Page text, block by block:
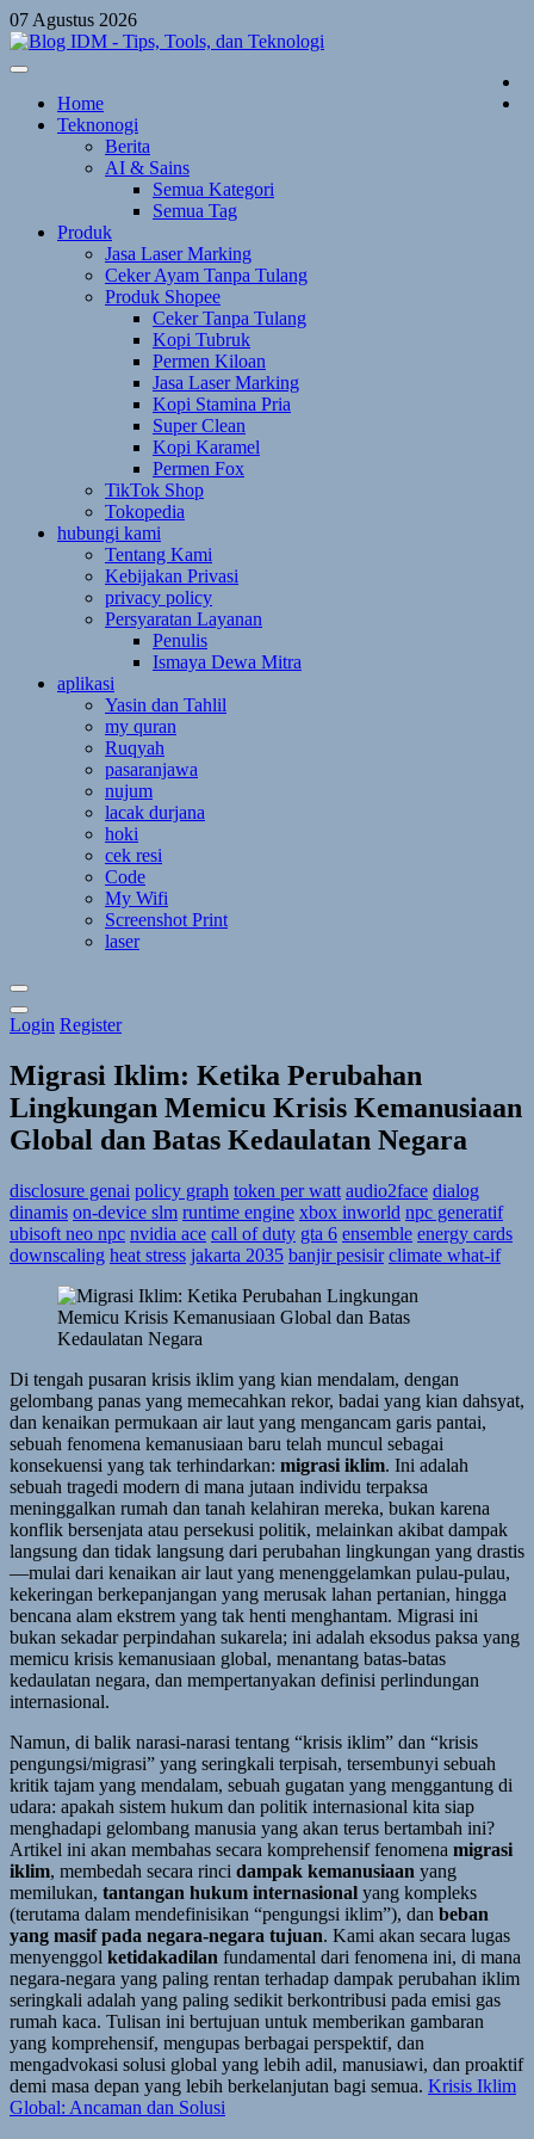
Skip
to
content
07 Agustus 2026
Home
Teknonogi
Berita
AI & Sains
Semua Kategori
Semua Tag
Produk
Jasa Laser Marking
Ceker Ayam Tanpa Tulang
Produk Shopee
Ceker Tanpa Tulang
Kopi Tubruk
Permen Kiloan
Jasa Laser Marking
Kopi Stamina Pria
Super Clean
Kopi Karamel
Permen Fox
TikTok Shop
Tokopedia
hubungi kami
Tentang Kami
Kebijakan Privasi
privacy policy
Persyaratan Layanan
Penulis
Ismaya Dewa Mitra
aplikasi
Yasin dan Tahlil
my quran
Ruqyah
pasaranjawa
nujum
lacak durjana
hoki
cek resi
Code
My Wifi
Screenshot Print
laser
Toggle
Theme
Login Register
Migrasi Iklim: Ketika Perubahan
Lingkungan Memicu Krisis Kemanusiaan
Global dan Batas Kedaulatan Negara
disclosure genai policy graph token per watt audio2face dialog
dinamis on-device slm runtime engine xbox inworld npc generatif
ubisoft neo npc nvidia ace call of duty gta 6 ensemble energy cards
downscaling heat stress jakarta 2035 banjir pesisir climate what-if
Di tengah pusaran krisis iklim yang kian mendalam, dengan
gelombang panas yang memecahkan rekor, badai yang kian dahsyat,
dan kenaikan permukaan air laut yang mengancam garis pantai,
sebuah fenomena kemanusiaan baru telah muncul sebagai
konsekuensi yang tak terhindarkan: migrasi iklim. Ini adalah
sebuah tragedi modern di mana jutaan individu terpaksa
meninggalkan rumah dan tanah kelahiran mereka, bukan karena
konflik bersenjata atau persekusi politik, melainkan akibat dampak
langsung dan tidak langsung dari perubahan lingkungan yang drastis
—mulai dari kenaikan air laut yang menenggelamkan pulau-pulau,
kekeringan berkepanjangan yang merusak lahan pertanian, hingga
bencana alam ekstrem yang tak henti menghantam. Migrasi ini
bukan sekadar perpindahan sukarela; ini adalah eksodus paksa yang
memicu krisis kemanusiaan global, menantang batas-batas
kedaulatan negara, dan mempertanyakan definisi perlindungan
internasional.
Namun, di balik narasi-narasi tentang “krisis iklim” dan “krisis
pengungsi/migrasi” yang seringkali terpisah, tersembunyi sebuah
kritik tajam yang mendalam, sebuah gugatan yang menggantung di
udara: apakah sistem hukum dan politik internasional kita siap
menghadapi gelombang manusia yang akan terus bertambah ini?
Artikel ini akan membahas secara komprehensif fenomena migrasi
iklim, membedah secara rinci dampak kemanusiaan yang
memilukan, tantangan hukum internasional yang kompleks
(terutama dalam mendefinisikan “pengungsi iklim”), dan beban
yang masif pada negara-negara tujuan. Kami akan secara lugas
menyenggol ketidakadilan fundamental dari fenomena ini, di mana
negara-negara yang paling rentan terhadap dampak perubahan iklim
seringkali adalah yang paling sedikit berkontribusi pada emisi gas
rumah kaca. Tulisan ini bertujuan untuk memberikan gambaran
yang komprehensif, mengupas berbagai perspektif, dan
mengadvokasi solusi global yang lebih adil, manusiawi, dan proaktif
demi masa depan yang lebih berkelanjutan bagi semua. Krisis Iklim
Global: Ancaman dan Solusi